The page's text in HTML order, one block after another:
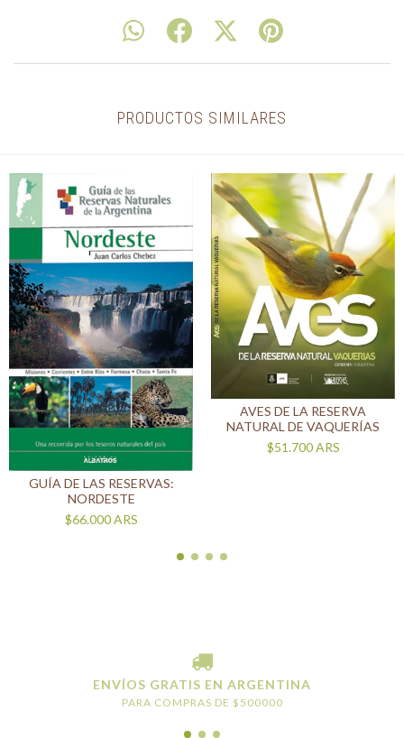
PRODUCTOS SIMILARES
GUÍA DE LAS RESERVAS:
NORDESTE
$66.000ARS
AVES DE LA RESERVA
NATURAL DE VAQUERÍAS
$51.700ARS
ENVÍOS GRATIS EN ARGENTINA
PARA COMPRAS DE $500000